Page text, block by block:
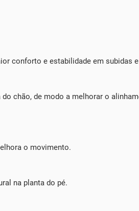
conforto e estabilidade em subidas
chão, de modo a melhorar o
o movimento.
na planta do pé.